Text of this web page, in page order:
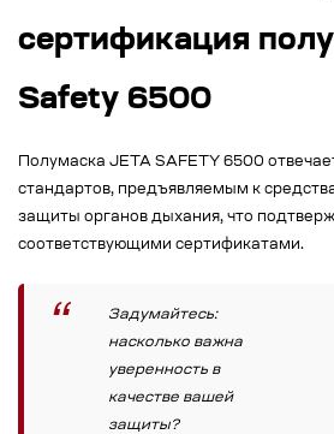
сертификация
Safety 6500
Полумаска JETA SAFETY 6500
стандартов, предъявляемым к
защиты органов дыхания, что
соответствующими сертификатами.
Задумайтесь:
насколько важна
уверенность в
качестве вашей
защиты?